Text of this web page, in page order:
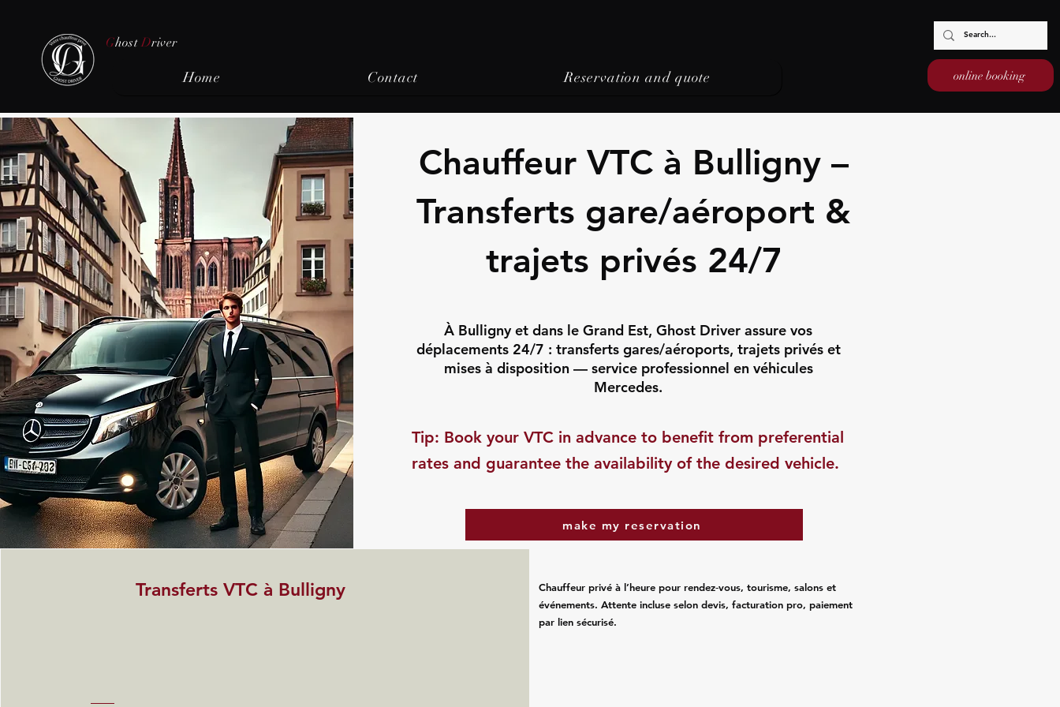
Ghost Driver
Home Contact Reservation and quote online booking
Chauffeur VTC à Bulligny –
Transferts gare/aéroport &
trajets privés 24/7
À Bulligny et dans le Grand Est, Ghost Driver assure vos
déplacements 24/7 : transferts gares/aéroports, trajets privés et
mises à disposition — service professionnel en véhicules
Mercedes.
​Tip: Book your VTC in advance to benefit from preferential
rates and guarantee the availability of the desired vehicle.
make my reservation
Transferts VTC à Bulligny
Chauffeur privé à l’heure pour rendez‑vous, tourisme, salons et
événements. Attente incluse selon devis, facturation pro, paiement
par lien sécurisé.